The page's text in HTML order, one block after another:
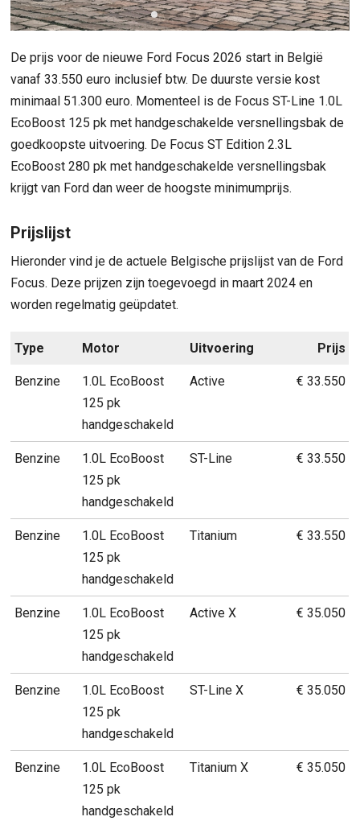
De prijs voor de nieuwe Ford Focus 2026 start in België
vanaf 33.550 euro inclusief btw. De duurste versie kost
minimaal 51.300 euro. Momenteel is de Focus ST-Line 1.0L
EcoBoost 125 pk met handgeschakelde versnellingsbak de
goedkoopste uitvoering. De Focus ST Edition 2.3L
EcoBoost 280 pk met handgeschakelde versnellingsbak
krijgt van Ford dan weer de hoogste minimumprijs.
Prijslijst
Hieronder vind je de actuele Belgische prijslijst van de Ford
Focus. Deze prijzen zijn toegevoegd in maart 2024 en
worden regelmatig geüpdatet.
Type Motor Uitvoering Prijs
Benzine
1.0L EcoBoost
125 pk
handgeschakeld
Active € 33.550
Benzine
1.0L EcoBoost
125 pk
handgeschakeld
ST-Line € 33.550
Benzine
1.0L EcoBoost
125 pk
handgeschakeld
Titanium € 33.550
Benzine
1.0L EcoBoost
125 pk
handgeschakeld
Active X € 35.050
Benzine
1.0L EcoBoost
125 pk
handgeschakeld
ST-Line X € 35.050
Benzine
1.0L EcoBoost
125 pk
handgeschakeld
Titanium X € 35.050